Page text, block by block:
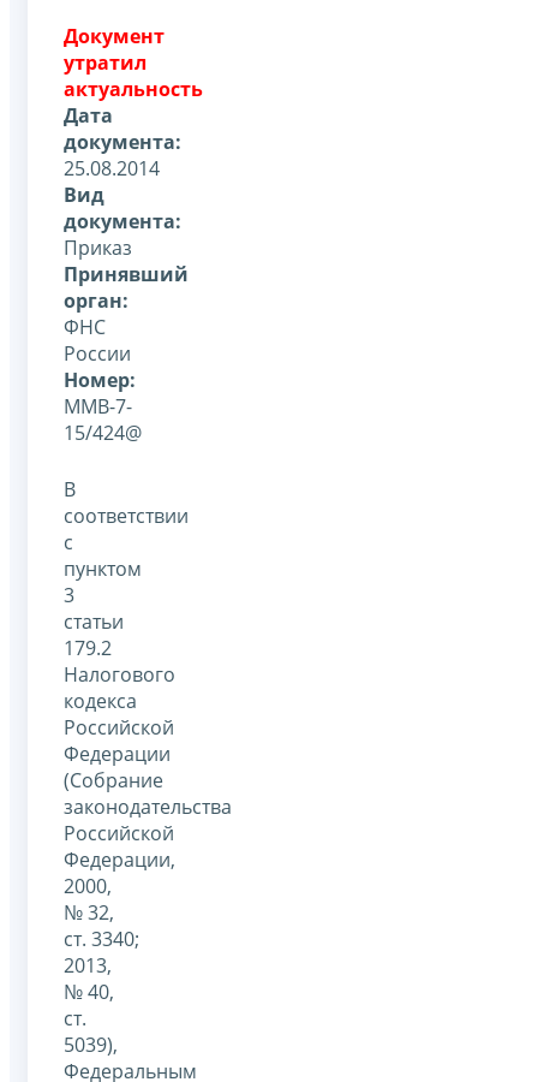
Документ
утратил
актуальность
Дата
документа:
25.08.2014
Вид
документа:
Приказ
Принявший
орган:
ФНС
России
Номер:
ММВ-7-
15/424@
В
соответствии
с
пунктом
3
статьи
179.2
Налогового
кодекса
Российской
Федерации
(Собрание
законодательства
Российской
Федерации,
2000,
№ 32,
ст. 3340;
2013,
№ 40,
ст.
5039),
Федеральным